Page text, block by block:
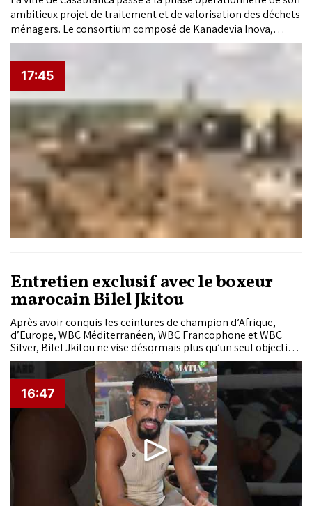
ambitieux projet de traitement et de valorisation des déchets
ménagers. Le consortium composé de Kanadevia Inova,
Nareva et Itochu a signé le contrat de concession avec la
Commune de Casablanca ainsi que les accords de rachat de
l'électricité avec SRM Casablanca-Settat et l'ONEE, ouvrant la
voie au lancement des travaux préparatoires.
17:45
Entretien exclusif avec le boxeur
marocain Bilel Jkitou
Après avoir conquis les ceintures de champion d’Afrique,
d’Europe, WBC Méditerranéen, WBC Francophone et WBC
Silver, Bilel Jkitou ne vise désormais plus qu’un seul objectif :
devenir champion du monde. À la Fight Academy de
Marrakech, le boxeur marocain, crédité de 21 victoires en 23
combats professionnels, s’est confié au «Matin»...
16:47